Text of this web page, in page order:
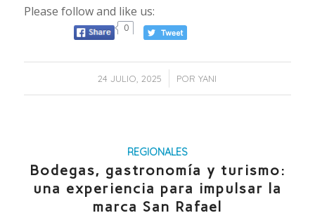
Please follow and like us:
0
24 JULIO, 2025
/ PORYANI
REGIONALES
Bodegas, gastronomía y turismo:
una experiencia para impulsar la
marca San Rafael